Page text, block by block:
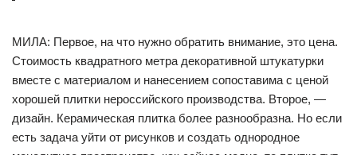
МИЛА: Первое, на что нужно обратить внимание, это цена.
Стоимость квадратного метра декоративной штукатурки
вместе с материалом и нанесением сопоставима с ценой
хорошей плитки нероссийского производства. Второе, —
дизайн. Керамическая плитка более разнообразна. Но если
есть задача уйти от рисунков и создать однородное